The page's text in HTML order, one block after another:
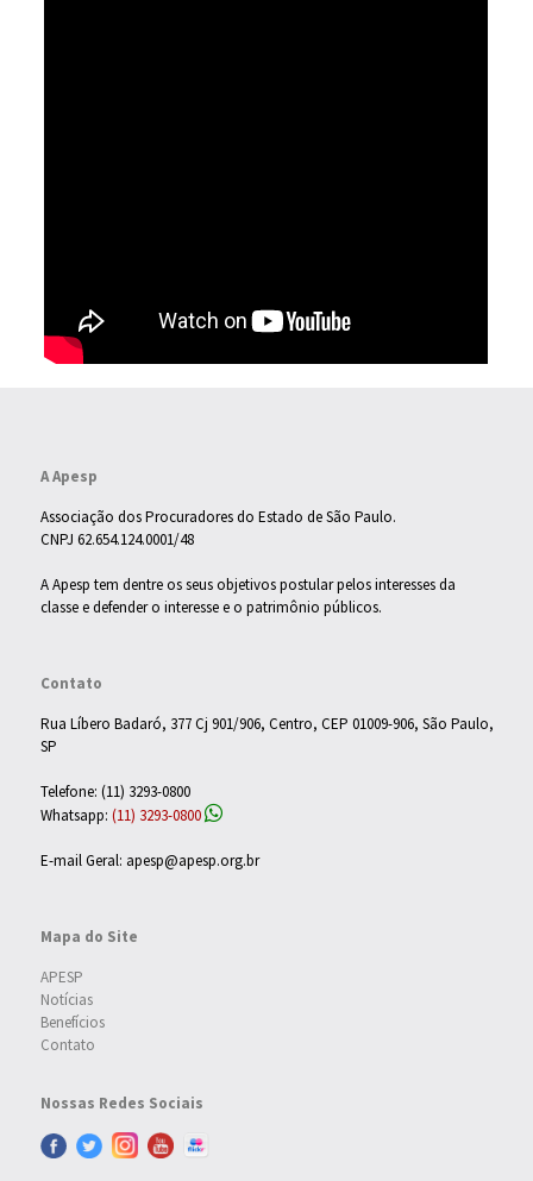
A Apesp
Associação dos Procuradores do Estado de São Paulo.
CNPJ 62.654.124.0001/48
A Apesp tem dentre os seus objetivos postular pelos interesses da
classe e defender o interesse e o patrimônio públicos.
Contato
Rua Líbero Badaró, 377 Cj 901/906, Centro, CEP 01009-906, São Paulo,
SP
Telefone: (11) 3293-0800
Whatsapp: (11) 3293-0800
E-mail Geral: apesp@apesp.org.br
Mapa do Site
APESP
Notícias
Benefícios
Contato
Nossas Redes Sociais